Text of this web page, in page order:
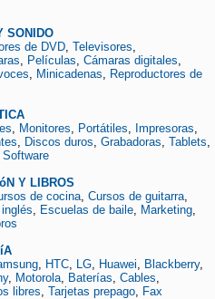
SONIDO
de DVD,Televisores,
, Películas,Cámaras digitales,
, Minicadenas, Reproductores de
, Monitores, Portátiles, Impresoras,
, Discos duros,Grabadoras,Tablets,
Software
Y LIBROS
de cocina,Cursos de guitarra,
, Escuelas de baile, Marketing,
, HTC, LG, Huawei, Blackberry,
, Motorola, Baterías,Cables,
libres,Tarjetas prepago, Fax